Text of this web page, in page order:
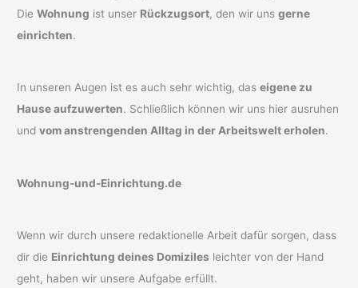
DieWohnung ist unser Rückzugsort, den wir unsgerne
einrichten.
In unseren Augen ist es auch sehr wichtig, daseigene zu
Hause aufzuwerten. Schließlich können wir uns hier ausruhen
undvom anstrengenden Alltag in der Arbeitswelt erholen.
Wohnung-und-Einrichtung.de
Wenn wir durch unsere redaktionelle Arbeit dafür sorgen, dass
dir die Einrichtung deines Domiziles leichter von der Hand
geht, haben wir unsere Aufgabe erfüllt.